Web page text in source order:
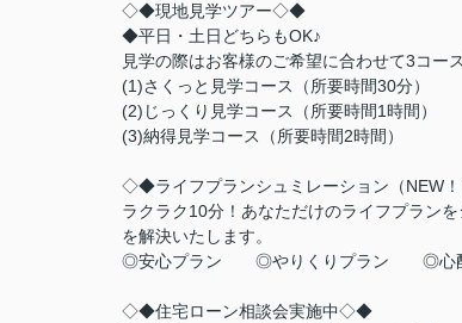
◇◆現地見学ツアー◇◆
◆平日・土日ど
見学の際はお客様のご希望に合わせて3コー
(1)さくっと見学コース（所要時間30分）
(2)じっくり見学コース（所要時間1時間）
(3)納得見学コース（所要時間2時間）
◇◆ライフプランシュミレーション（NEW
ラクラク10分！あなただけのライフプラン
を解決いたします。
◎安心プラン ◎やりくりプラン ◎心
◇◆住宅ローン相談会実施中◇◆